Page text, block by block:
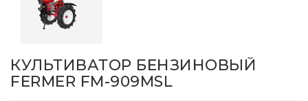
КУЛЬТИВАТОР БЕНЗИНОВЫЙ
FERMER FM-909MSL